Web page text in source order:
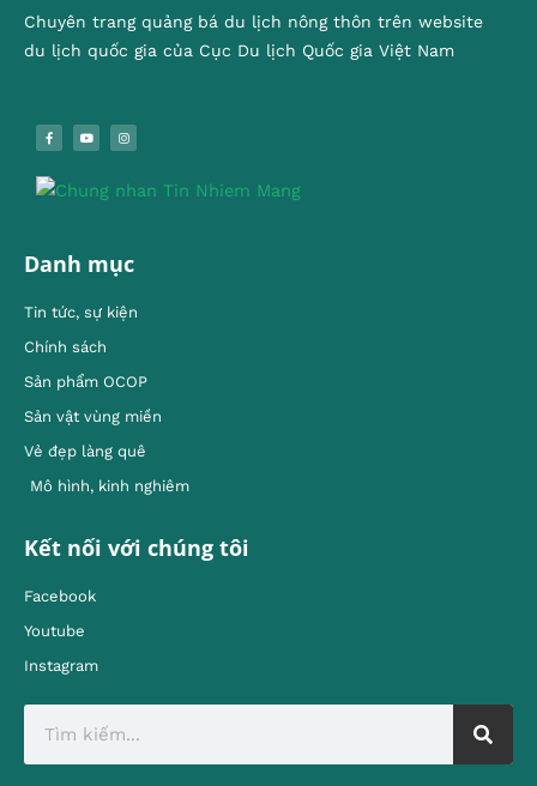
Chuyên trang quảng bá du lịch nông thôn trên website
du lịch quốc gia của Cục Du lịch Quốc gia Việt Nam
Danh mục
Tin tức, sự kiện
Chính sách
Sản phẩm OCOP
Sản vật vùng miền
Vẻ đẹp làng quê
Mô hình, kinh nghiêm
Kết nối với chúng tôi
Facebook
Youtube
Instagram